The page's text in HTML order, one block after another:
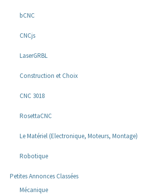
bCNC
CNCjs
LaserGRBL
Construction et Choix
CNC 3018
RosettaCNC
Le Matériel (Electronique, Moteurs, Montage)
Robotique
Petites Annonces Classées
Mécanique